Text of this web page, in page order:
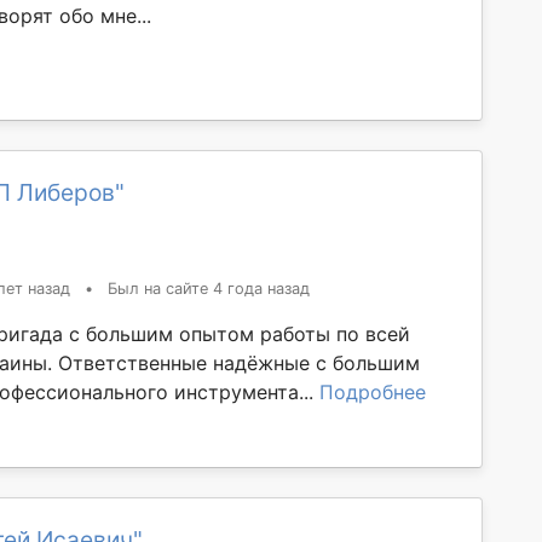
обо мне...
Либеров"
назад • Был на сайте 4 года назад
с большим опытом работы по всей
Ответственные надёжные с большим
инструмента... Подробнее